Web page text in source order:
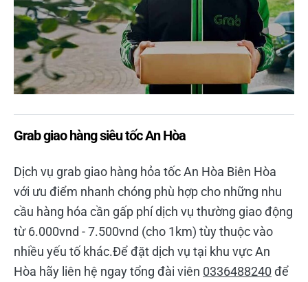
Grab giao hàng siêu tốc An Hòa
Dịch vụ grab giao hàng hỏa tốc An Hòa Biên Hòa
với ưu điểm nhanh chóng phù hợp cho những nhu
cầu hàng hóa cần gấp phí dịch vụ thường giao động
từ 6.000vnd - 7.500vnd (cho 1km) tùy thuộc vào
nhiều yếu tố khác.Để đặt dịch vụ tại khu vực An
Hòa hãy liên hệ ngay tổng đài viên 0336488240 để